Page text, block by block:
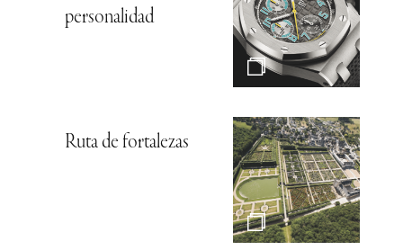
personalidad
Ruta de fortalezas